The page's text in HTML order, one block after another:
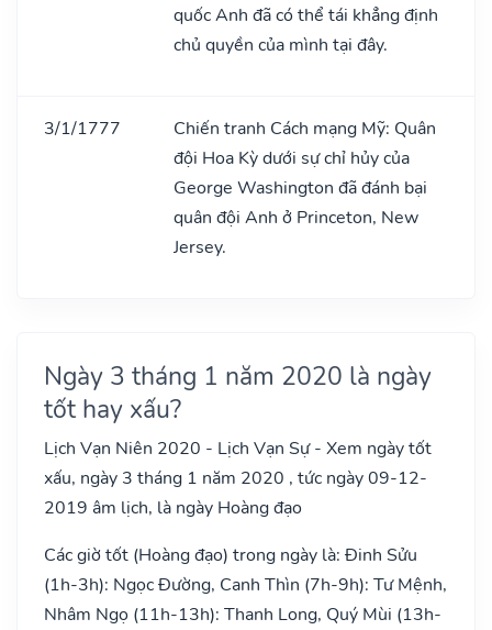
quốc Anh đã có thể tái khẳng định
chủ quyền của mình tại đây.
3/1/1777
Chiến tranh Cách mạng Mỹ: Quân
đội Hoa Kỳ dưới sự chỉ hủy của
George Washington đã đánh bại
quân đội Anh ở Princeton, New
Jersey.
Ngày 3 tháng 1 năm 2020 là ngày
tốt hay xấu?
Lịch Vạn Niên 2020 - Lịch Vạn Sự - Xem ngày tốt
xấu, ngày 3 tháng 1 năm 2020 , tức ngày 09-12-
2019 âm lịch, là ngày Hoàng đạo
Các giờ tốt (Hoàng đạo) trong ngày là: Đinh Sửu
(1h-3h): Ngọc Đường, Canh Thìn (7h-9h): Tư Mệnh,
Nhâm Ngọ (11h-13h): Thanh Long, Quý Mùi (13h-